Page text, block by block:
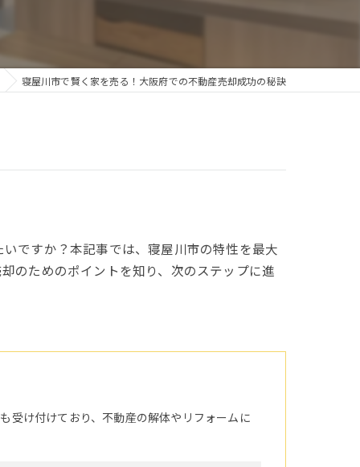
寝屋川市で賢く家を売る！大阪府での不動産売却成功の秘訣
ですか？本記事では、寝屋川市の特性を最大
のためのポイントを知り、次のステップに進
受け付けており、不動産の解体やリフォームに